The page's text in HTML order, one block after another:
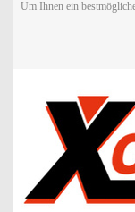
Um Ihnen ein